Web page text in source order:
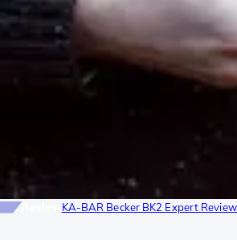
KA-BAR Becker BK2 Expert